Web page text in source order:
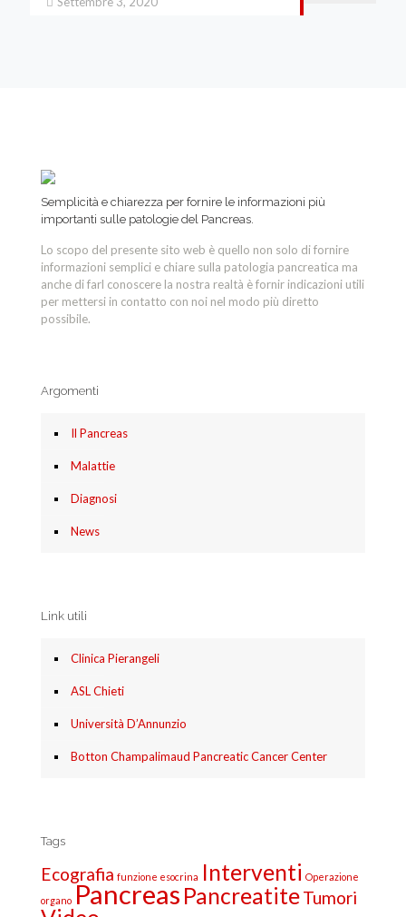
Semplicità e chiarezza per fornire le informazioni più
importanti sulle patologie del Pancreas.
Lo scopo del presente sito web è quello non solo di fornire
informazioni semplici e chiare sulla patologia pancreatica ma
anche di farl conoscere la nostra realtà è fornir indicazioni utili
per mettersi in contatto con noi nel modo più diretto
possibile.
Argomenti
Il Pancreas
Malattie
Diagnosi
News
Link utili
Clinica Pierangeli
ASL Chieti
Università D’Annunzio
Botton Champalimaud Pancreatic Cancer Center
Tags
Ecografia funzione esocrina Interventi Operazione
organo Pancreas PancreatiteTumori